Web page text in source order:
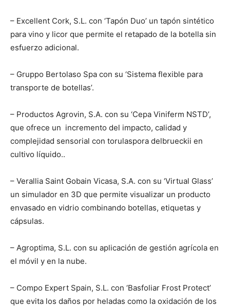
– Excellent Cork, S.L. con ‘Tapón Duo’ un tapón sintético
para vino y licor que permite el retapado de la botella sin
esfuerzo adicional.
– Gruppo Bertolaso Spa con su ‘Sistema flexible para
transporte de botellas’.
– Productos Agrovin, S.A. con su ‘Cepa Viniferm NSTD’,
que ofrece un incremento del impacto, calidad y
complejidad sensorial con torulaspora delbrueckii en
cultivo líquido..
– Verallia Saint Gobain Vicasa, S.A. con su ‘Virtual Glass’
un simulador en 3D que permite visualizar un producto
envasado en vidrio combinando botellas, etiquetas y
cápsulas.
– Agroptima, S.L. con su aplicación de gestión agrícola en
el móvil y en la nube.
– Compo Expert Spain, S.L. con ‘Basfoliar Frost Protect’
que evita los daños por heladas como la oxidación de los